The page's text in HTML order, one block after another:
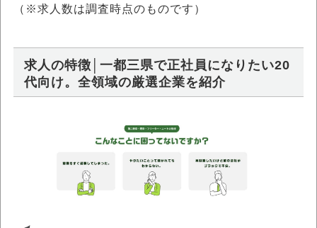
（※求人数は調査時点のものです）
求人の特徴│一都三県で正社員になりたい20
代向け。全領域の厳選企業を紹介